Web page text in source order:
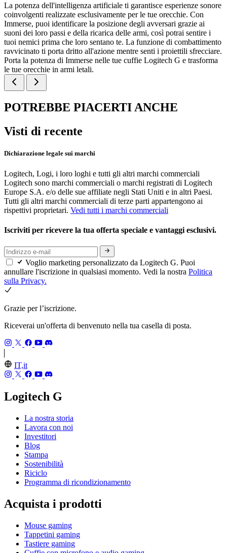
La potenza dell'intelligenza artificiale ti garantisce esperienze sonore
coinvolgenti realizzate esclusivamente per le tue orecchie. Con
Immerse, puoi identificare la posizione degli avversari grazie ai
suoni dei loro passi e della ricarica delle armi, così potrai sentire i
tuoi nemici prima che loro sentano te. La funzione di combattimento
ravvicinato ti porta dritto all'azione mentre senti i proiettili sfrecciare.
Porta la potenza di Immerse nelle tue cuffie Logitech G e trasforma
le tue orecchie in armi letali.
POTREBBE PIACERTI ANCHE
Visti di recente
Dichiarazione legale sui marchi
Logitech, Logi, i loro loghi e tutti gli altri marchi commerciali
Logitech sono marchi commerciali o marchi registrati di Logitech
Europe S.A. e/o delle sue affiliate negli Stati Uniti e in altri Paesi.
Tutti gli altri marchi commerciali di terze parti appartengono ai
rispettivi proprietari. Vedi tutti i marchi commerciali
Iscriviti per ricevere la tua offerta speciale e vantaggi esclusivi.
Voglio marketing personalizzato da Logitech G. Puoi
annullare l'iscrizione in qualsiasi momento. Vedi la nostra Politica
sulla Privacy.
Grazie per l’iscrizione.
Riceverai un'offerta di benvenuto nella tua casella di posta.
IT,it
Logitech G
La nostra storia
Lavora con noi
Investitori
Blog
Stampa
Sostenibilità
Riciclo
Programma di ricondizionamento
Acquista i prodotti
Mouse gaming
Tappetini gaming
Tastiere gaming